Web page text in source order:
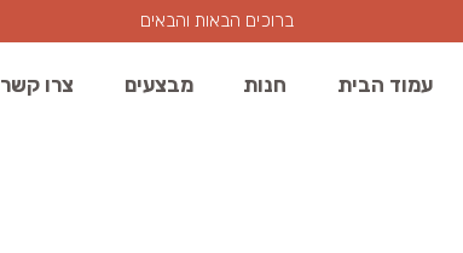
עמוד הבית חנות מבצעים צרו קשר
ברוכים הבאות והבאים